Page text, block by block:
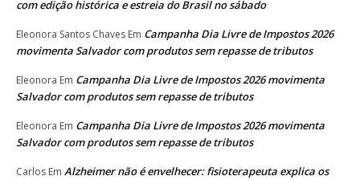
com edição histórica e estreia do Brasil no sábado
Eleonora Santos Chaves Em Campanha Dia Livre de Impostos 2026
movimenta Salvador com produtos sem repasse de tributos
Eleonora Em Campanha Dia Livre de Impostos 2026 movimenta
Salvador com produtos sem repasse de tributos
Eleonora Em Campanha Dia Livre de Impostos 2026 movimenta
Salvador com produtos sem repasse de tributos
Carlos Em Alzheimer não é envelhecer: fisioterapeuta explica os